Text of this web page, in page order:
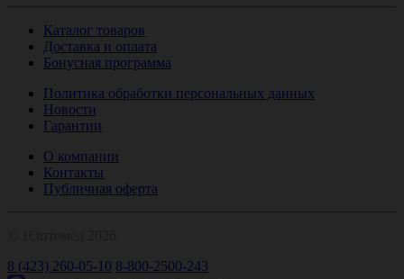
Каталог товаров
Доставка и оплата
Бонусная программа
Политика обработки персональных данных
Новости
Гарантии
О компании
Контакты
Публичная оферта
8 (423) 260-05-10 8-800-2500-243